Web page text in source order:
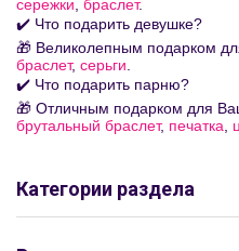
сережки браслет.
✔️ Что подарить девушке?
🎁 Великолепным подарком
браслет, серьги
✔️ Что подарить парню?
🎁 Отличным подарком для
брутальный браслет, печатка
Категории раздела